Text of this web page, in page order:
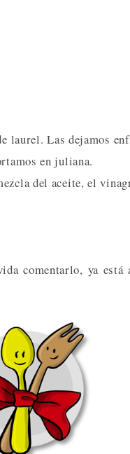
laurel. Las dejamos
en juliana.
del aceite, el
comentarlo, ya